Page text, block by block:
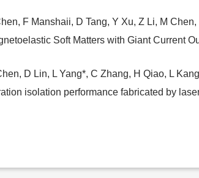
F Manshaii, D Tang, Y Xu, Z Li, M
Soft Matters with Giant Current
D Lin, L Yang*, C Zhang, H Qiao, L
isolation performance fabricated by